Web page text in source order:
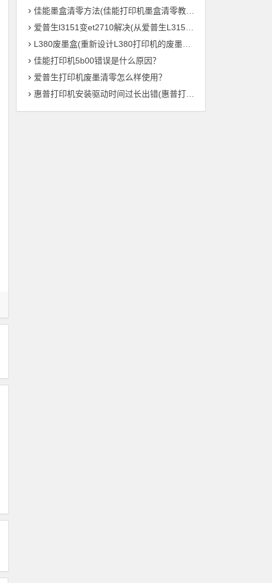
佳能墨盒清零方法(佳能打印机墨盒清零教程，轻松零成本重复利用)
爱普生l3151变et2710解决(从爱普生L3151到ET2710：打印机参数全解析)
L380废墨盒(重新设计L380打印机的废墨处理系统)
佳能打印机5b00错误是什么原因？
爱普生打印机废墨清零怎么样使用？
惠普打印机安装驱动时间过长出错(惠普打印机驱动安装时间异常——解决方法总结)